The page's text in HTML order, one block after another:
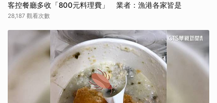
客控餐廳多收「800元料理費」 業者：漁港各家皆是
28,187 觀看次數